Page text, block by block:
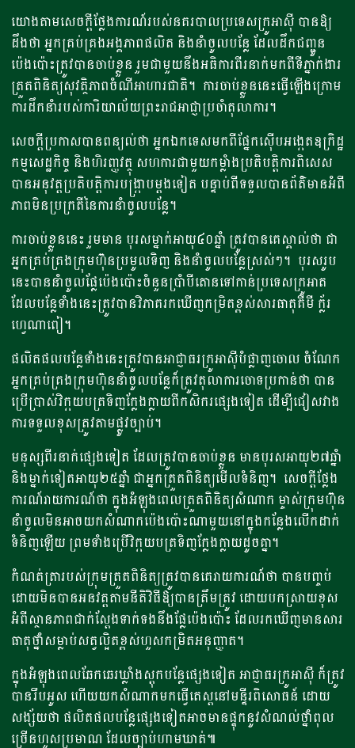
យោងតាមសេចក្តីថ្លែងការណ៍របស់នគរបាលប្រទេសក្រូអាស៊ី បានឱ្យ
ដឹងថា អ្នកគ្រប់គ្រងអង្គភាពផលិត និងនាំចូលបន្លែ ដែលដឹកជញ្ជូន
ប៉េងប៉ោះត្រូវបានចាប់ខ្លួន រួមជាមួយនឹងអធិការពីរនាក់មកពីទីភ្នាក់ងារ
ត្រួតពិនិត្យសុវត្ថិភាពចំណីអាហារជាតិ។ ការចាប់ខ្លួននេះធ្វើឡើងក្រោម
ការដឹកនាំរបស់ការិយាល័យព្រះរាជអាជ្ញាប្រចាំតុលាការ។
សេចក្តីប្រកាសបានពន្យល់ថា អ្នកឯកទេសមកពីផ្នែកស៊ើបអង្កេតឧក្រិដ្ឋ
កម្មសេដ្ឋកិច្ច និងហិរញ្ញវត្ថុ សហការជាមួយកម្លាំងប្រតិបត្តិការពិសេស
បានអនុវត្តប្រតិបត្តិការបង្ក្រាបម្តងទៀត បន្ទាប់ពីទទួលបានព័ត៌មានអំពី
ភាពមិនប្រក្រតីនៃការនាំចូលបន្លែ។
ការចាប់ខ្លួននេះ រួមមាន បុរសម្នាក់អាយុ៤០ឆ្នាំ ត្រូវបានគេស្គាល់ថា ជា
អ្នកគ្រប់គ្រងក្រុមហ៊ុនប្រមូលទិញ និងនាំចូលបន្លែស្រស់ៗ។ បុរសរូប
នេះបាននាំចូលផ្លែប៉េងប៉ោះចំនួនប្រាំបីតោនទៅកាន់ប្រទេសក្រូអាត
ដែលបន្លែទាំងនេះត្រូវបានវិភាគរកឃើញកម្រិតខ្ពស់សារធាតុគីមី ក្ល័រ
ហ្វេណាពៀ។
ផលិតផលបន្លែទាំងនេះត្រូវបានអាជ្ញាធរក្រូអាស៊ីបំផ្លាញចោល ចំណែក
អ្នកគ្រប់គ្រងក្រុមហ៊ុននាំចូលបន្លែក៏ត្រូវតុលាការចោទប្រកាន់ថា បាន
ប្រើប្រាស់វិក្កយបត្រទិញក្លែងក្លាយពីកសិករផ្សេងទៀត ដើម្បីជៀសវាង
ការទទួលខុសត្រូវតាមផ្លូវច្បាប់។
មនុស្សពីរនាក់ផ្សេង​ទៀត ​ដែល​ត្រូវ​បាន​ចាប់​ខ្លួន​ មានបុរសអាយុ២៧ឆ្នាំ
និងម្នាក់ទៀតអាយុ២៥ឆ្នាំ ជា​អ្នកត្រួតពិនិត្យមើលទំនិញ។ សេចក្តីថ្លែង
ការណ៍រាយការណ៍ថា ក្នុងអំឡុងពេលត្រួតពិនិត្យសំណាក ម្ចាស់ក្រុមហ៊ុន
នាំចូលមិនអាចយកសំណាកប៉េងប៉ោះណាមួយនៅក្នុងកន្លែងលើកដាក់
ទំនិញឡើយ ព្រមទាំងប្រើវិក្កយបត្រទិញក្លែងក្លាយដូចគ្នា។
កំណត់ត្រារបស់ក្រុមត្រួតពិនិត្យត្រូវបានគេរាយការណ៍ថា បានបញ្ចប់
ដោយមិនបានអនវត្តតាមនីតិវិធីឱ្យបានត្រឹមត្រូវ ដោយបកស្រាយខុស
អំពីស្ថានភាពជាក់ស្តែងទាក់ទងនឹងផ្លែប៉េងប៉ោះ ដែលរកឃើញមានសារ
ធាតុថ្នាំសម្លាប់សត្វល្អិតខ្ពស់ហួសកម្រិតអនុញ្ញាត។
ក្នុងអំឡុងពេលឆែកឆេរឃ្លាំងស្តុកបន្លែផ្សេងទៀត អាជ្ញាធរក្រូអាស៊ី ក៏ត្រូវ
បានរឹបអូស ហើយយកសំណាកមកធ្វើតេស្តនៅមន្ទីរពិសោធន៍ ដោយ
សង្ស័យថា ផលិតផលបន្លែផ្សេងទៀតអាចមានផ្ទុកនូវសំណល់ថ្នាំពុល
ច្រើនហួសប្រមាណ ដែលច្បាប់ហាមឃាត់៕